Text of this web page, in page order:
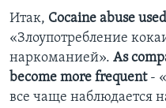
Итак, Cocaine abuse
«Злоупотребление
наркоманией». As
become more frequent-
все чаще наблюдается